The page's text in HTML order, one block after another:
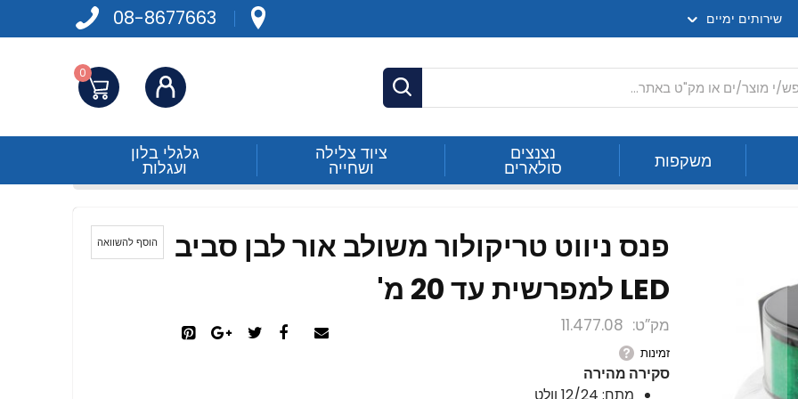
08-8677663 שירותים ימיים
חפש
התחברות 0
משקפות נצנצים
סולארים
ציוד צלילה
ושחייה
גלגלי בלון
ועגלות פנס ניווט טריקולור משולב אור לבן סביב LED למפרשית עד 20 מ'
פנס ניווט טריקולור משולב אור לבן סביב
LED למפרשית עד 20 מ'
מק”ט 11.477.08
זמינות
סקירה מהירה
הוסף להשוואה